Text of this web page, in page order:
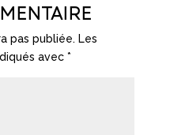
pas publiée. Les
avec *